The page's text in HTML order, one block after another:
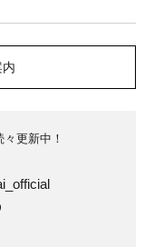
更新中！